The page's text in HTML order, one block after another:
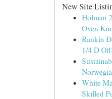
New Site
Holman
Oven
Rankin
1/4 D
White
Skilled